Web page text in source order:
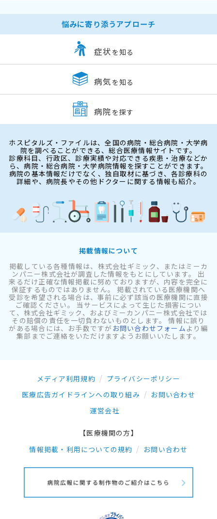
悩みに寄り添うアプローチ
症状 を知る
病気 を知る
病院 を探す
ホスピタルズ・ファイルは、全国の病院・総合病院・大学病
院を調べることができる、総合医療情報サイトです。
診療科目、行政区、診療実績や対応できる疾患・治療などか
ら、病院・総合病院・大学病院情報を探すことができます。
病院の基本情報だけでなく、独自取材に基づき、各診療科の
詳細や、病院長やその他ドクターに関する情報も紹介。
掲載情報について
掲載している各種情報は、株式会社ギミック、またはミーカ
ンパニー株式会社が調査した情報をもとにしています。 出
来るだけ正確な情報掲載に努めておりますが、内容を完全に
保証するものではありません。 掲載されている医療機関へ
受診を希望される場合は、事前に必ず該当の医療機関に直接
ご確認ください。 当サービスによって生じた損害につい
て、株式会社ギミック、およびミーカンパニー株式会社では
その賠償の責任を一切負わないものとします。 情報に誤り
がある場合には、お手数ですが お問い合わせフォーム より編
集部までご連絡をいただけますようお願いいたします。
メディア利用規約
プライバシーポリシー
医療広告ガイドラインへの取り組み
お問い合わせ
運営会社
【医療機関の方】
情報掲載・利用についての規約
お問い合わせ